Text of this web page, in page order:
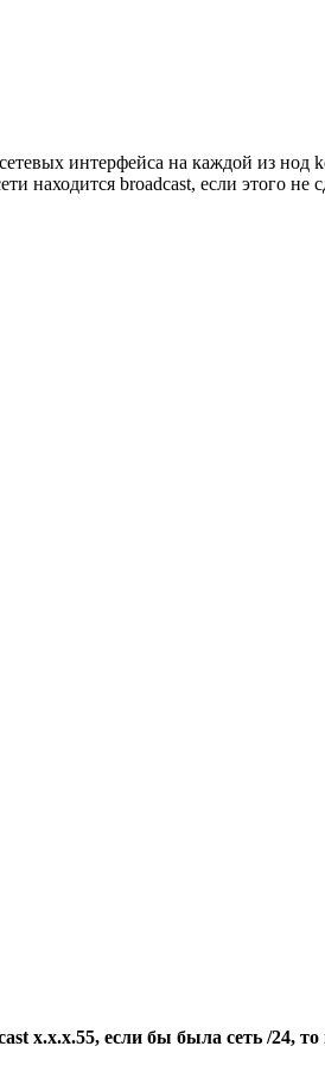
интерфейса на каждой из нод
broadcast, если этого не
x.x.x.55, если бы была сеть /24,